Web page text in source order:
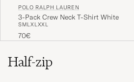
POLO RALPH LAUREN
3-Pack Crew Neck T-Shirt White
SMLXLXXL
70€
Half-zip